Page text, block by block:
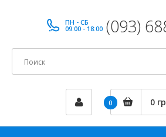
ПН - СБ
09:00 - 18:00 (093)
0 0